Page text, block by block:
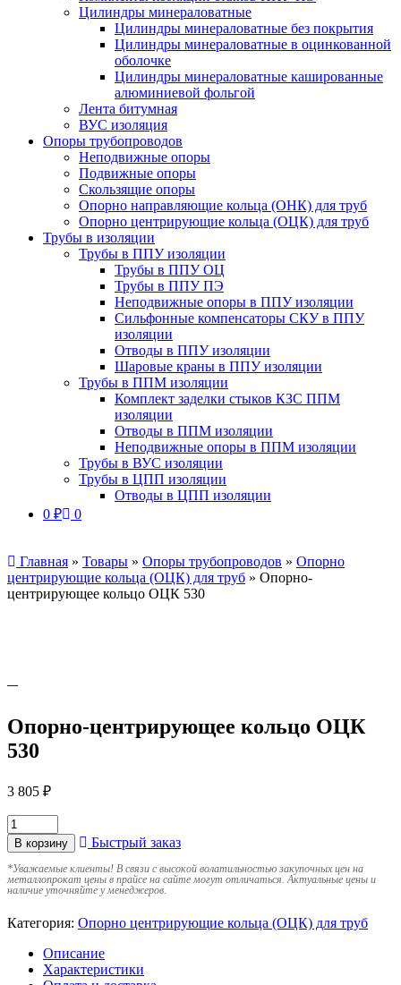
Цилиндры минераловатные
Цилиндры минераловатные без покрытия
Цилиндры минераловатные в оцинкованной
оболочке
Цилиндры минераловатные кашированные
алюминиевой фольгой
Лента битумная
ВУС изоляция
Опоры трубопроводов
Неподвижные опоры
Подвижные опоры
Скользящие опоры
Опорно направляющие кольца (ОНК) для труб
Опорно центрирующие кольца (ОЦК) для труб
Трубы в изоляции
Трубы в ППУ изоляции
Трубы в ППУ ОЦ
Трубы в ППУ ПЭ
Неподвижные опоры в ППУ изоляции
Сильфонные компенсаторы СКУ в ППУ
изоляции
Отводы в ППУ изоляции
Шаровые краны в ППУ изоляции
Трубы в ППМ изоляции
Комплект заделки стыков КЗС ППМ
изоляции
Отводы в ППМ изоляции
Неподвижные опоры в ППМ изоляции
Трубы в ВУС изоляции
Трубы в ЦПП изоляции
Отводы в ЦПП изоляции
0 ₽ 0
Главная » Товары » Опоры трубопроводов » Опорно
центрирующие кольца (ОЦК) для труб » Опорно-
центрирующее кольцо ОЦК 530
Опорно-центрирующее кольцо ОЦК
530
3 805 ₽
В корзину Быстрый заказ
*Уважаемые клиенты! В связи с высокой волатильностью закупочных цен на
металлопрокат цены в прайсе на сайте могут отличаться. Актуальные цены и
наличие уточняйте у менеджеров.
Категория: Опорно центрирующие кольца (ОЦК) для труб
Описание
Характеристики